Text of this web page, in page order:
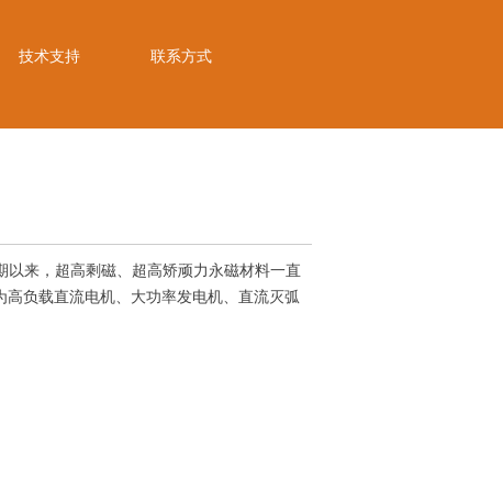
技术支持 联系方式
来，超高剩磁、超高矫顽力永磁材料一直
负载直流电机、大功率发电机、直流灭弧